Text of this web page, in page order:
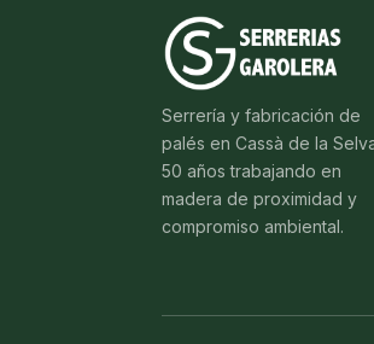
Serrería y fabricación de
palés en Cassà de la
50 años trabajando en
madera de proximidad y
compromiso ambiental.